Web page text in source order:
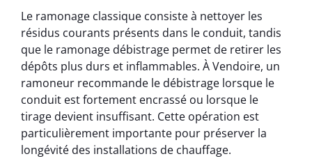
Le ramonage classique consiste à nettoyer les
résidus courants présents dans le conduit, tandis
que le ramonage débistrage permet de retirer les
dépôts plus durs et inflammables. À Vendoire, un
ramoneur recommande le débistrage lorsque le
conduit est fortement encrassé ou lorsque le
tirage devient insuffisant. Cette opération est
particulièrement importante pour préserver la
longévité des installations de chauffage.